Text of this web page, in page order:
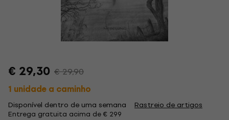
€ 29,30 € 29,90
1 unidade a caminho
Disponível dentro de uma semana Rastreio de artigos
Entrega gratuita acima de € 299